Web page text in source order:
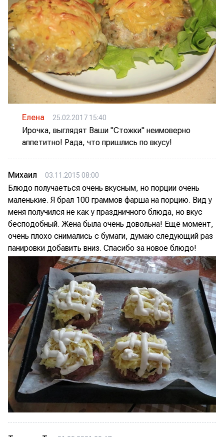
Елена 25.02.2017 15:40
Ирочка, выглядят Ваши "Стожки" неимоверно
аппетитно! Рада, что пришлись по вкусу!
Михаил 03.11.2015 08:00
Блюдо получаеться очень вкусным, но порции очень
маленькие. Я брал 100 граммов фарша на порцию. Вид у
меня получился не как у праздничного блюда, но вкус
бесподобный. Жена была очень довольна! Ещё момент,
очень плохо снимались с бумаги, думаю следующий раз
панировки добавить вниз. Спасибо за новое блюдо!